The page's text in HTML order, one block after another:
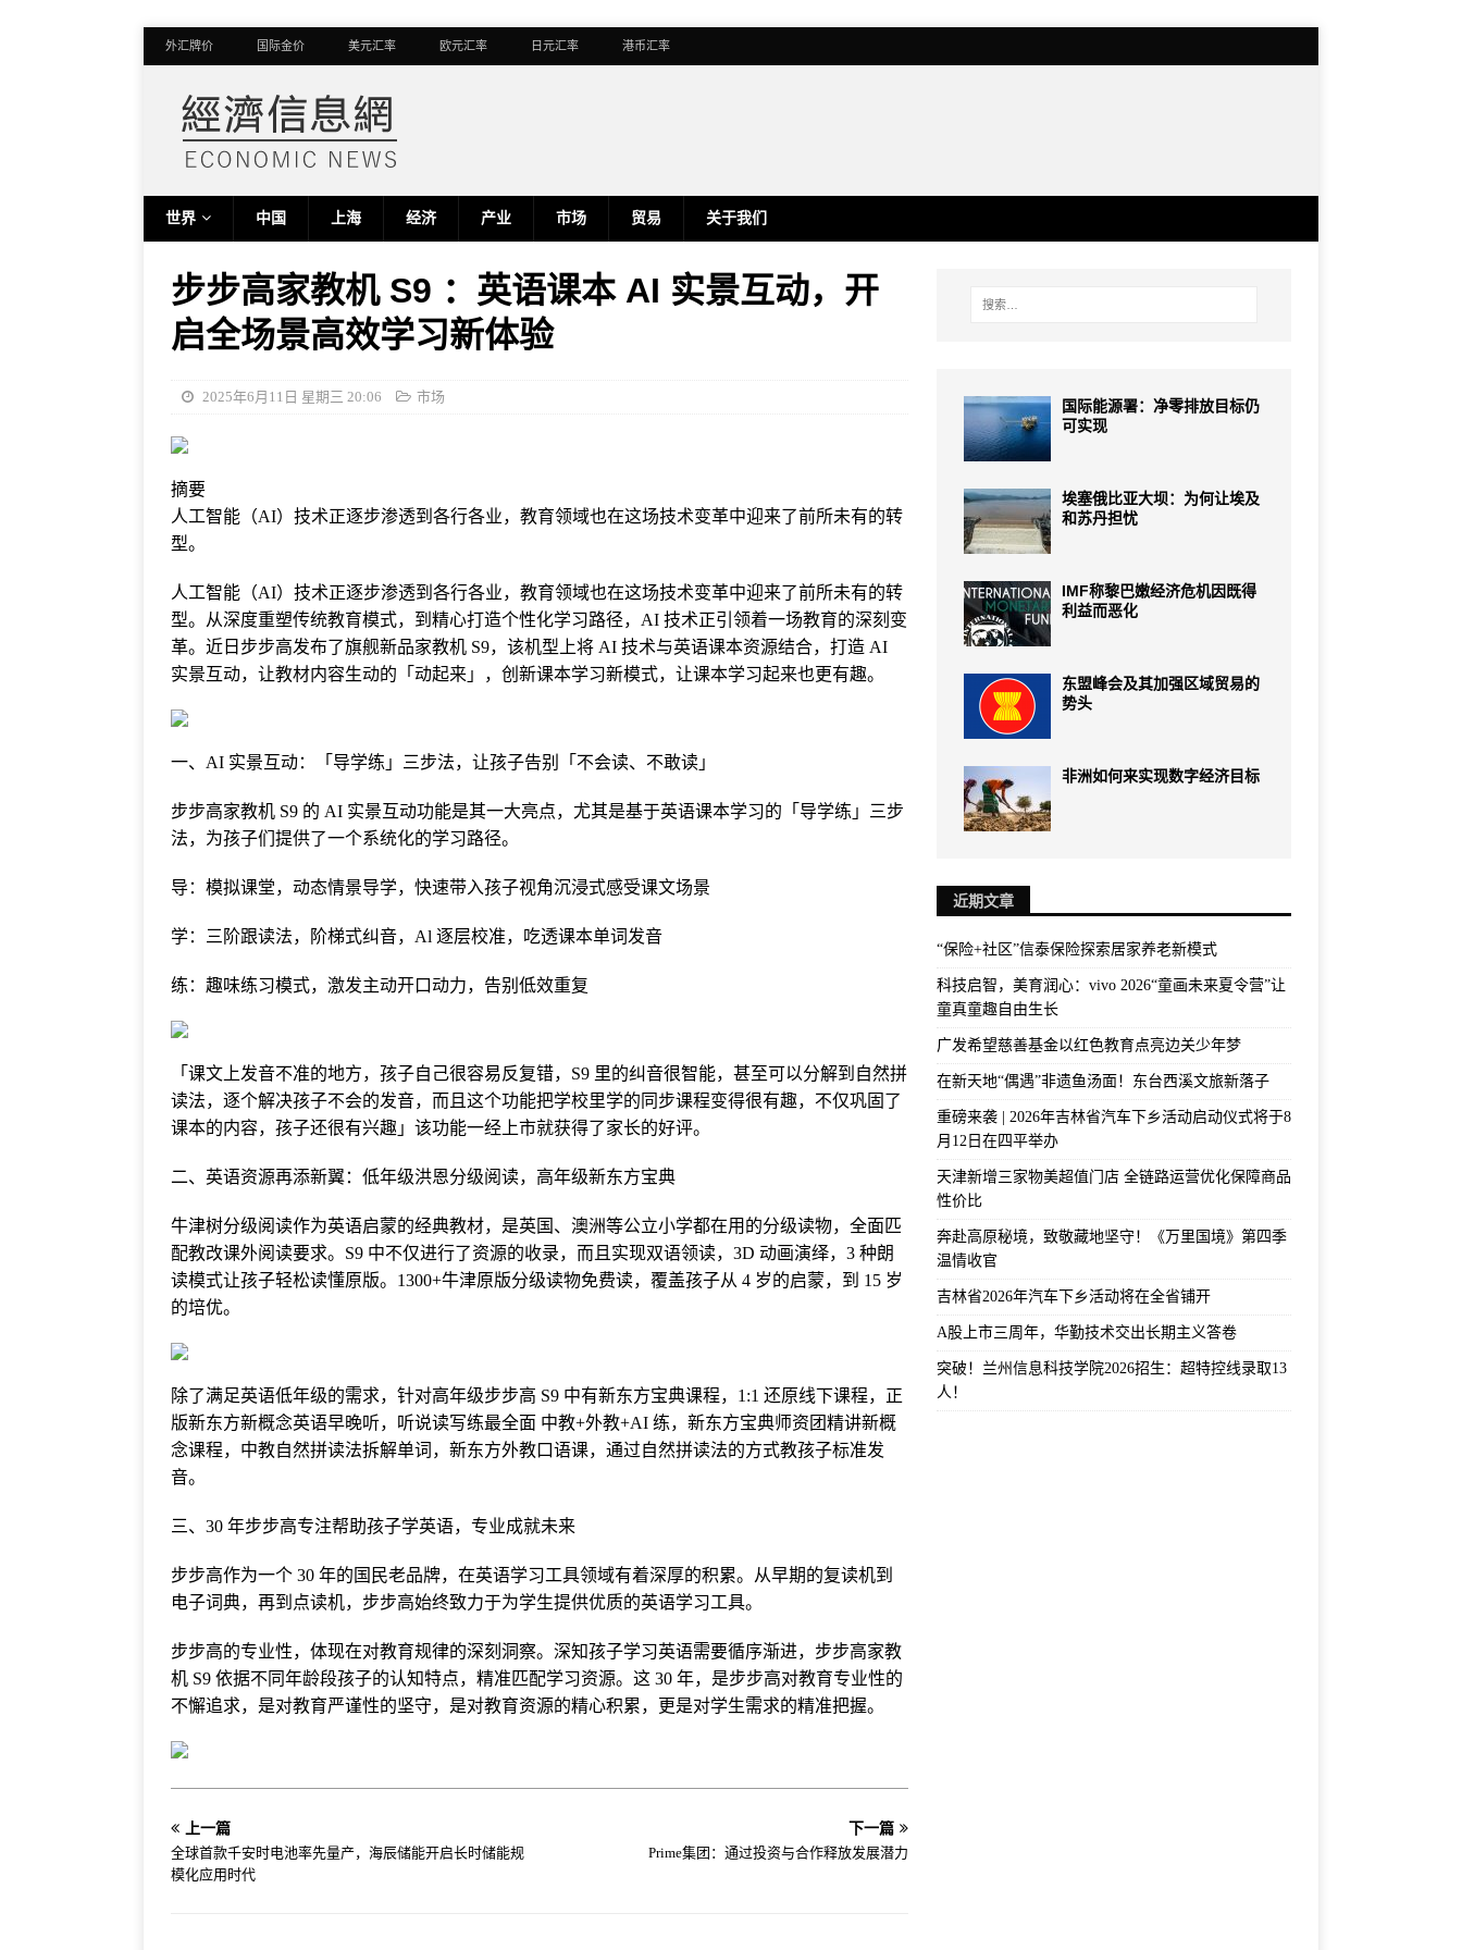
外汇牌价 国际金价 美元汇率 欧元汇率 日元汇率 港币汇率
世界 中国 上海 经济 产业 市场 贸易 关于我们
步步高家教机 S9 ：英语课本 AI 实景互动，开
启全场景高效学习新体验
2025年6月11日 星期三 20:06 市场
摘要
人工智能（AI）技术正逐步渗透到各行各业，教育领域也在这场技术变革中迎来了前所未有的转
型。
人工智能（AI）技术正逐步渗透到各行各业，教育领域也在这场技术变革中迎来了前所未有的转
型。从深度重塑传统教育模式，到精心打造个性化学习路径，AI 技术正引领着一场教育的深刻变
革。近日步步高发布了旗舰新品家教机 S9，该机型上将 AI 技术与英语课本资源结合，打造 AI
实景互动，让教材内容生动的「动起来」，创新课本学习新模式，让课本学习起来也更有趣。
一、AI 实景互动：「导学练」三步法，让孩子告别「不会读、不敢读」
步步高家教机 S9 的 AI 实景互动功能是其一大亮点，尤其是基于英语课本学习的「导学练」三步
法，为孩子们提供了一个系统化的学习路径。
导：模拟课堂，动态情景导学，快速带入孩子视角沉浸式感受课文场景
学：三阶跟读法，阶梯式纠音，Al 逐层校准，吃透课本单词发音
练：趣味练习模式，激发主动开口动力，告别低效重复
「课文上发音不准的地方，孩子自己很容易反复错，S9 里的纠音很智能，甚至可以分解到自然拼
读法，逐个解决孩子不会的发音，而且这个功能把学校里学的同步课程变得很有趣，不仅巩固了
课本的内容，孩子还很有兴趣」该功能一经上市就获得了家长的好评。
二、英语资源再添新翼：低年级洪恩分级阅读，高年级新东方宝典
牛津树分级阅读作为英语启蒙的经典教材，是英国、澳洲等公立小学都在用的分级读物，全面匹
配教改课外阅读要求。S9 中不仅进行了资源的收录，而且实现双语领读，3D 动画演绎，3 种朗
读模式让孩子轻松读懂原版。1300+牛津原版分级读物免费读，覆盖孩子从 4 岁的启蒙，到 15 岁
的培优。
除了满足英语低年级的需求，针对高年级步步高 S9 中有新东方宝典课程，1:1 还原线下课程，正
版新东方新概念英语早晚听，听说读写练最全面 中教+外教+AI 练，新东方宝典师资团精讲新概
念课程，中教自然拼读法拆解单词，新东方外教口语课，通过自然拼读法的方式教孩子标准发
音。
三、30 年步步高专注帮助孩子学英语，专业成就未来
步步高作为一个 30 年的国民老品牌，在英语学习工具领域有着深厚的积累。从早期的复读机到
电子词典，再到点读机，步步高始终致力于为学生提供优质的英语学习工具。
步步高的专业性，体现在对教育规律的深刻洞察。深知孩子学习英语需要循序渐进，步步高家教
机 S9 依据不同年龄段孩子的认知特点，精准匹配学习资源。这 30 年，是步步高对教育专业性的
不懈追求，是对教育严谨性的坚守，是对教育资源的精心积累，更是对学生需求的精准把握。
上一篇
全球首款千安时电池率先量产，海辰储能开启长时储能规
模化应用时代
下一篇
Prime集团：通过投资与合作释放发展潜力
国际能源署：净零排放目标仍
可实现
埃塞俄比亚大坝：为何让埃及
和苏丹担忧
IMF称黎巴嫩经济危机因既得
利益而恶化
东盟峰会及其加强区域贸易的
势头
非洲如何来实现数字经济目标
近期文章
“保险+社区”信泰保险探索居家养老新模式
科技启智，美育润心：vivo 2026“童画未来夏令营”让
童真童趣自由生长
广发希望慈善基金以红色教育点亮边关少年梦
在新天地“偶遇”非遗鱼汤面！东台西溪文旅新落子
重磅来袭 | 2026年吉林省汽车下乡活动启动仪式将于8
月12日在四平举办
天津新增三家物美超值门店 全链路运营优化保障商品
性价比
奔赴高原秘境，致敬藏地坚守！《万里国境》第四季
温情收官
吉林省2026年汽车下乡活动将在全省铺开
A股上市三周年，华勤技术交出长期主义答卷
突破！兰州信息科技学院2026招生：超特控线录取13
人！